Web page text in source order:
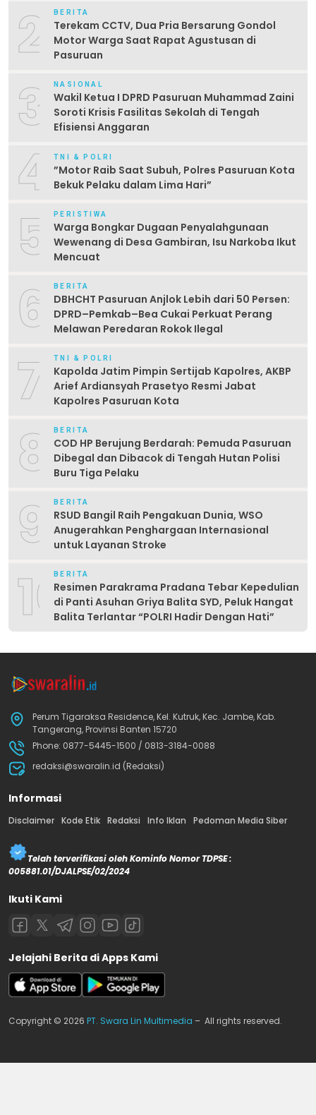
2 BERITA
Terekam CCTV, Dua Pria Bersarung Gondol
Motor Warga Saat Rapat Agustusan di
Pasuruan
3 NASIONAL
Wakil Ketua I DPRD Pasuruan Muhammad Zaini
Soroti Krisis Fasilitas Sekolah di Tengah
Efisiensi Anggaran
4 TNI & POLRI
‎”Motor Raib Saat Subuh, Polres Pasuruan Kota
Bekuk Pelaku dalam Lima Hari” ‎
5 PERISTIWA
Warga Bongkar Dugaan Penyalahgunaan
Wewenang di Desa Gambiran, Isu Narkoba Ikut
Mencuat
6 BERITA
DBHCHT Pasuruan Anjlok Lebih dari 50 Persen:
DPRD–Pemkab–Bea Cukai Perkuat Perang
Melawan Peredaran Rokok Ilegal
7 TNI & POLRI
Kapolda Jatim Pimpin Sertijab Kapolres, AKBP
Arief Ardiansyah Prasetyo Resmi Jabat
Kapolres Pasuruan Kota
8 BERITA
COD HP Berujung Berdarah: Pemuda Pasuruan
Dibegal dan Dibacok di Tengah Hutan Polisi
Buru Tiga Pelaku
9 BERITA
RSUD Bangil Raih Pengakuan Dunia, WSO
Anugerahkan Penghargaan Internasional
untuk Layanan Stroke
10BERITA
Resimen Parakrama Pradana Tebar Kepedulian
di Panti Asuhan Griya Balita SYD, Peluk Hangat
Balita Terlantar “POLRI Hadir Dengan Hati”
Perum Tigaraksa Residence, Kel. Kutruk, Kec. Jambe, Kab.
Tangerang, Provinsi Banten 15720
Phone: 0877-5445-1500 / 0813-3184-0088
redaksi@swaralin.id (Redaksi)
Informasi
Disclaimer Kode Etik Redaksi Info Iklan Pedoman Media Siber
Telah terverifikasi oleh Kominfo Nomor TDPSE :
005881.01/DJALPSE/02/2024
Ikuti Kami
Jelajahi Berita di Apps Kami
Copyright © 2026 PT. Swara Lin Multimedia – All rights reserved.